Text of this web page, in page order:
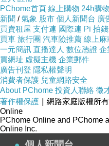
PChome首頁 線上購物 24h購物
新聞 /氣象 股市 個人新聞台 廣
買賣租屋 支付連 國際連 Pi 拍
買車 旅行團 汽車險推薦 線上麻
一元簡訊 直播達人 數位憑證 企
買網址 虛擬主機 企業郵件
廣告刊登 隱私權聲明
消費者保護 兒童網路安全
About PChome 投資人聯絡 徵
著作權保護 ｜網路家庭版權所
Online
PChome Online and PChome
Online Inc.